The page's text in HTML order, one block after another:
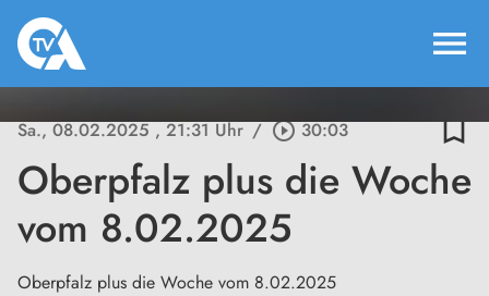
menu
Sa., 08.02.2025, 21:31 Uhr / play_circle_outline30:03 bookmark_border
Oberpfalz plus die Woche
vom 8.02.2025
Oberpfalz plus die Woche vom 8.02.2025